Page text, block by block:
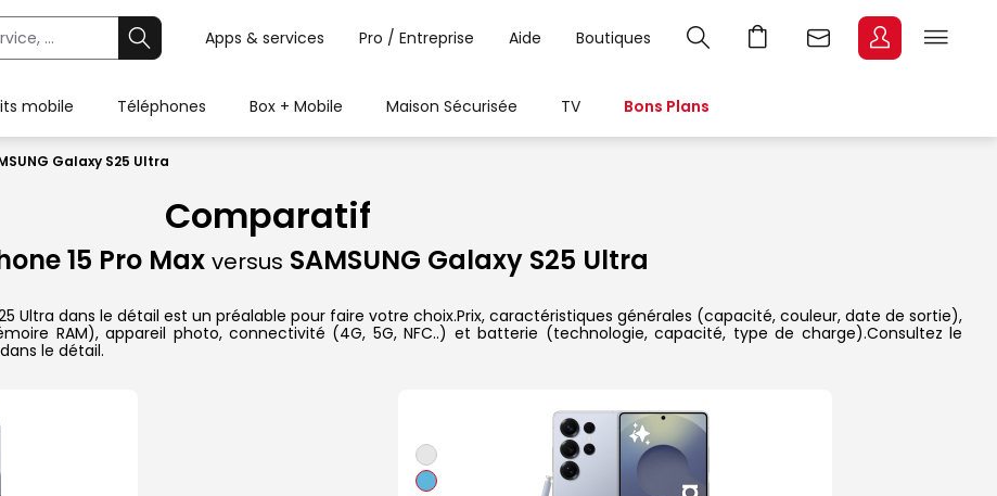
Apps & services Pro / Entreprise Aide Boutiques
mobile Téléphones Box + Mobile Maison Sécurisée TV Bons Plans
Galaxy S25 Ultra
Comparatif
15 Pro Max versus SAMSUNG Galaxy S25 Ultra
S25 Ultra dans le détail est un préalable pour faire votre choix.Prix, caractéristiques générales (capacité, couleur, date de sortie),
RAM), appareil photo, connectivité (4G, 5G, NFC..) et batterie (technologie, capacité, type de charge).Consultez le
le détail.